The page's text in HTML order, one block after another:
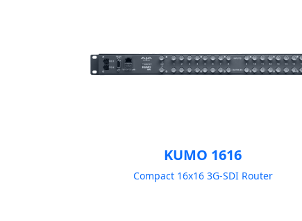
KUMO 1616
Compact 16x16 3G-SDI Router